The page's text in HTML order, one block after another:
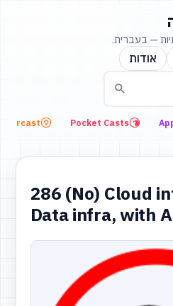
— בעברית.
אודות
Pocket Casts
286 (No) Cloud
Data infra, with